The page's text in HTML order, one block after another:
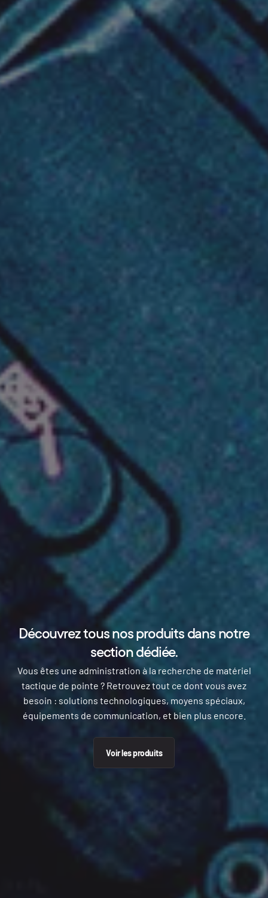
Découvrez tous nos produits dans notre
section dédiée.
Vous êtes une administration à la recherche de matériel
tactique de pointe ? Retrouvez tout ce dont vous avez
besoin : solutions technologiques, moyens spéciaux,
équipements de communication, et bien plus encore.
Voir les produits